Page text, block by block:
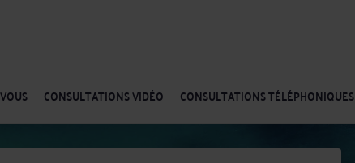
CONSULTATIONS VIDÉO CONSULTATIONS TÉLÉPHONIQUES